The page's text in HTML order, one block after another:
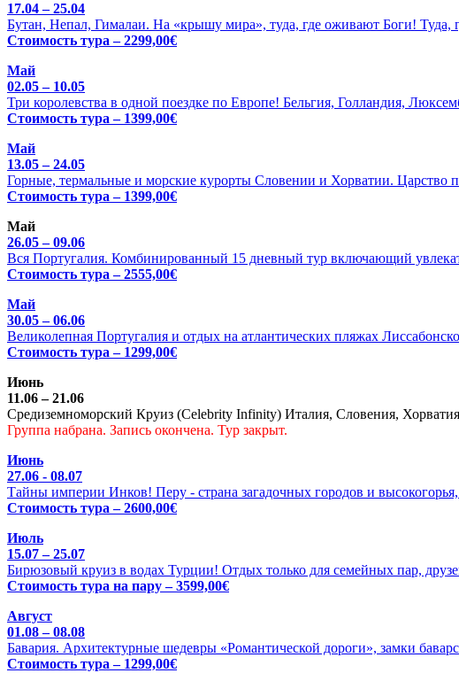
17.04 – 25.04
Бутан, Непал, Гималаи. На «крышу мира», туда, где оживают Боги!
Стоимость тура – 2299,00€
Май
02.05 – 10.05
Три королевства в одной поездке по Европе! Бельгия, Голландия,
Стоимость тура – 1399,00€
Май
13.05 – 24.05
Горные, термальные и морские курорты Словении и Хорватии. Царство
Стоимость тура – 1399,00€
Май
26.05 – 09.06
Вся Португалия. Комбинированный 15 дневный тур включающий
Стоимость тура – 2555,00€
Май
30.05 – 06.06
Великолепная Португалия и отдых на атлантических пляжах
Стоимость тура – 1299,00€
Июнь
11.06 – 21.06
Средиземноморский Круиз (Celebrity Infinity) Италия, Словения,
Группа набрана. Запись окончена. Тур закрыт.
Июнь
27.06 - 08.07
Тайны империи Инков! Перу - страна загадочных городов и
Стоимость тура – 2600,00€
Июль
15.07 – 25.07
Бирюзовый круиз в водах Турции! Отдых только для семейных пар,
Стоимость тура на пару – 3599,00€
Август
01.08 – 08.08
Бавария. Архитектурные шедевры «Романтической дороги», замки
Стоимость тура – 1299,00€